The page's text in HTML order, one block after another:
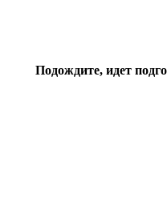
Подождите, идет